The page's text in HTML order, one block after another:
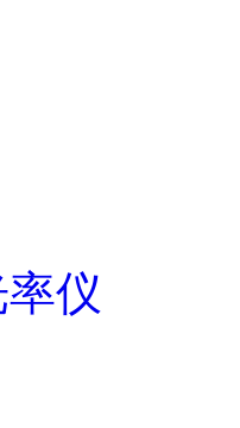
仪